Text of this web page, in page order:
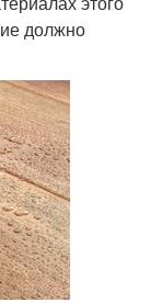
должно